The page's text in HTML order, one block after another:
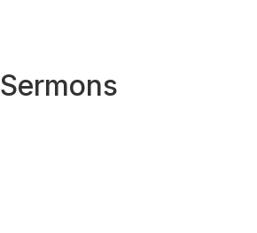
Sermons